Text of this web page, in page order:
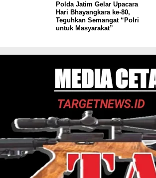
Polda Jatim Gelar Upacara
Hari Bhayangkara ke-80,
Teguhkan Semangat “Polri
untuk Masyarakat”